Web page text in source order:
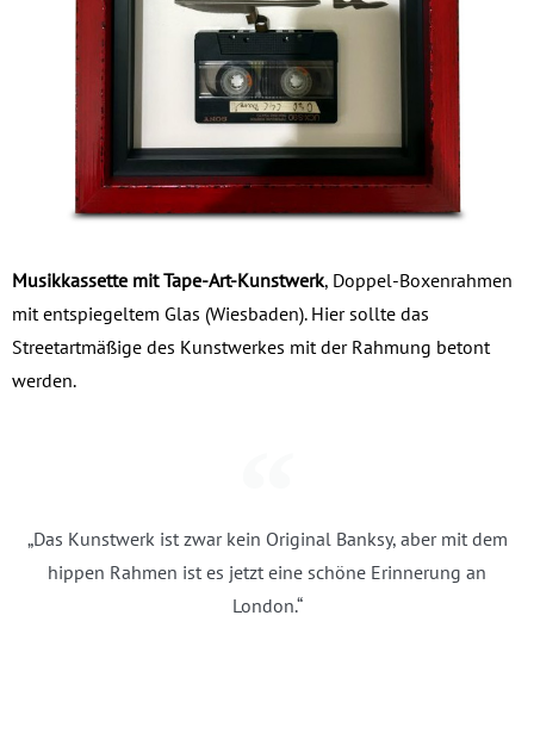
Musikkassette mit Tape-Art-Kunstwerk, Doppel-Boxenrahmen
mit entspiegeltem Glas (Wiesbaden). Hier sollte das
Streetartmäßige des Kunstwerkes mit der Rahmung betont
werden.
„Das Kunstwerk ist zwar kein Original Banksy, aber mit dem
hippen Rahmen ist es jetzt eine schöne Erinnerung an
London.“